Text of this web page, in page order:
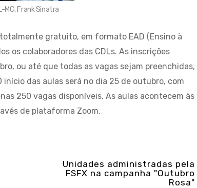
MG, Frank Sinatra
gratuito, em formato EAD (Ensino à
os colaboradores das CDLs. As inscrições
ou até que todas as vagas sejam preenchidas,
início das aulas será no dia 25 de outubro, com
250 vagas disponíveis. As aulas acontecem às
de plataforma Zoom.
Unidades administradas pela
FSFX na campanha "Outubro
Rosa"